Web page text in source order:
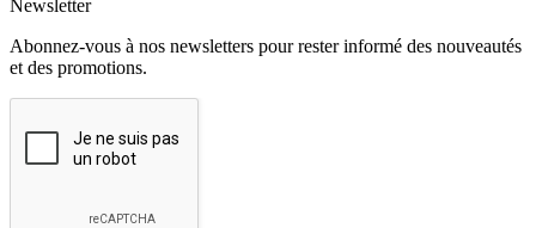
Newsletter
Abonnez-vous à nos newsletters pour rester informé des nouveautés
et des promotions.